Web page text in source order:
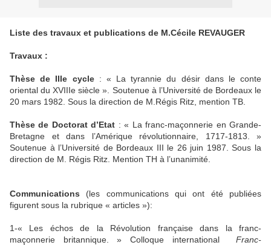
Liste des travaux et publications de M.Cécile REVAUGER
Travaux :
Thèse de IIIe cycle: « La tyrannie du désir dans le conte
oriental du XVIIIe siècle ». Soutenue à l’Université de Bordeaux le
20 mars 1982. Sous la direction de M.Régis Ritz, mention TB.
Thèse de Doctorat d’Etat : « La franc-maçonnerie en Grande-
Bretagne et dans l’Amérique révolutionnaire, 1717-1813. »
Soutenue à l’Université de Bordeaux III le 26 juin 1987. Sous la
direction de M. Régis Ritz. Mention TH à l’unanimité.
Communications (les communications qui ont été publiées
figurent sous la rubrique « articles »):
1-« Les échos de la Révolution française dans la franc-
maçonnerie britannique. » Colloque international Franc-